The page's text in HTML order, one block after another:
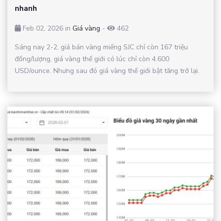
nhanh
Feb 02, 2026 in Giá vàng -
462
Sáng nay 2-2, giá bán vàng miếng SJC chỉ còn 167 triệu
đồng/lượng, giá vàng thế giới có lúc chỉ còn 4.600
USD/ounce. Nhưng sau đó giá vàng thế giới bật tăng trở lại.